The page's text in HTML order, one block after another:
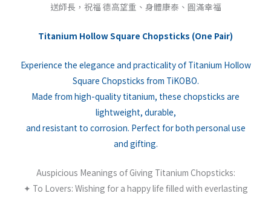
送師長，祝福 德高望重、身體康泰、圓滿幸福
Titanium Hollow Square Chopsticks (One Pair)
Experience the elegance and practicality of Titanium Hollow
Square Chopsticks from TiKOBO.
Made from high-quality titanium, these chopsticks are
lightweight, durable,
and resistant to corrosion. Perfect for both personal use
and gifting.
Auspicious Meanings of Giving Titanium Chopsticks:
✦ To Lovers: Wishing for a happy life filled with everlasting